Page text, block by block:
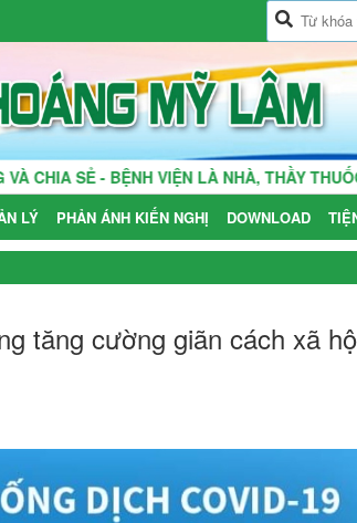
VIỆN LÀ NHÀ, THẦY THUỐC VÀ
LÝ PHẢN ÁNH KIẾN NGHỊ DOWNLOAD
tăng cường giãn cách xã